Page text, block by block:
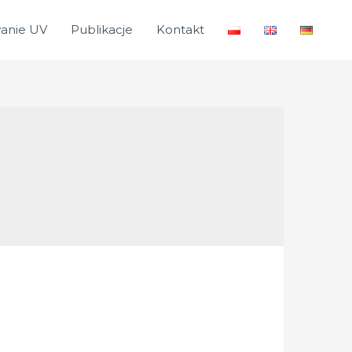
UV Publikacje Kontakt